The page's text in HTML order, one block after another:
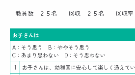
教員数 ２５名 回収 ２５名 回収率
お子さんは
A：そう思う B：ややそう思う
C：あまり思わない D：そう思わない
1 お子さんは、幼稚園に安心して楽しく通えて